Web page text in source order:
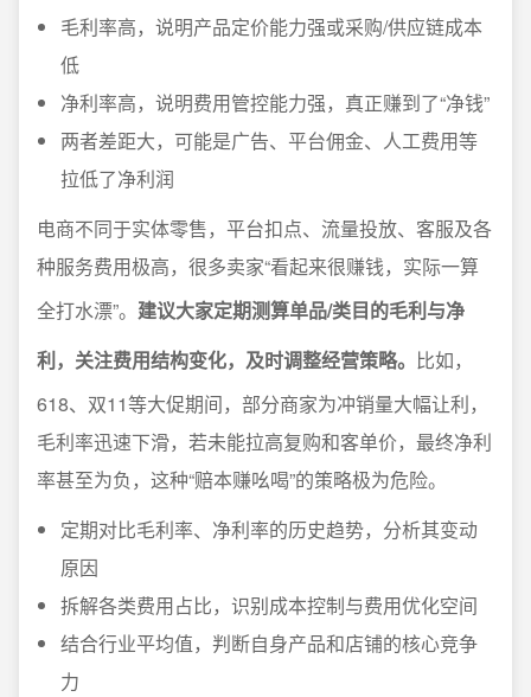
毛利率高，说明产品定价能力强或采购/供应链成本
低
净利率高，说明费用管控能力强，真正赚到了“净钱”
两者差距大，可能是广告、平台佣金、人工费用等
拉低了净利润
电商不同于实体零售，平台扣点、流量投放、客服及各
种服务费用极高，很多卖家“看起来很赚钱，实际一算
全打水漂”。 建议大家定期测算单品/类目的毛利与净
利，关注费用结构变化，及时调整经营策略。 比如，
618、双11等大促期间，部分商家为冲销量大幅让利，
毛利率迅速下滑，若未能拉高复购和客单价，最终净利
率甚至为负，这种“赔本赚吆喝”的策略极为危险。
定期对比毛利率、净利率的历史趋势，分析其变动
原因
拆解各类费用占比，识别成本控制与费用优化空间
结合行业平均值，判断自身产品和店铺的核心竞争
力